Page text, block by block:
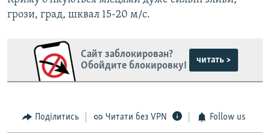
грози, град, шквал 15-20 м/с.
Сайт заблокирован?
Обойдите блокировку!
читать >
Поділитись Читати без VPN Follow us